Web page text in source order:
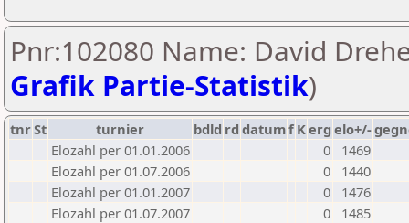
Pnr:102080 Name: David
Grafik Partie-Statistik)
tnrSt turnier bdld rd datumf Kerg elo+/-
Elozahl per 01.01.2006
0
1469
Elozahl per 01.07.2006
0
1440
Elozahl per 01.01.2007
0
1476
Elozahl per 01.07.2007
0
1485